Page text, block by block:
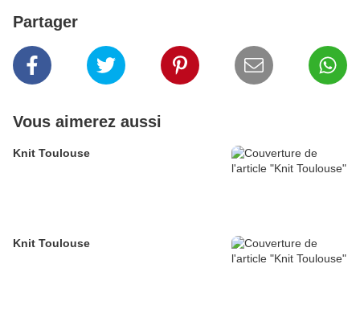
Partager
Vous aimerez aussi
Knit Toulouse
Knit Toulouse